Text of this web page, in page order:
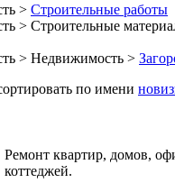
> Строительные работы
> Строительные
> Недвижимость >
по имени
Ремонт квартир, домов,
коттеджей.